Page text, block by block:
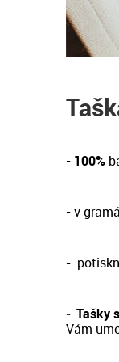
- 100%
-v
-
- Tašky
Vám